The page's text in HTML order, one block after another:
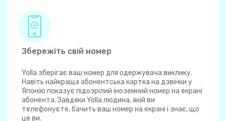
Збережіть свій номер
Yolla зберігає ваш номер для одержувача виклику.
Навіть найкраща абонентська картка на дзвінки у
Японію показує підозрілий іноземний номер на екрані
абонента. Завдяки Yolla людина, якій ви
телефонуєте, бачить ваш номер на екрані і знає, що
це ви.